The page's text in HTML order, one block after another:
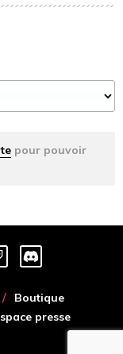
pour pouvoir
Boutique
presse